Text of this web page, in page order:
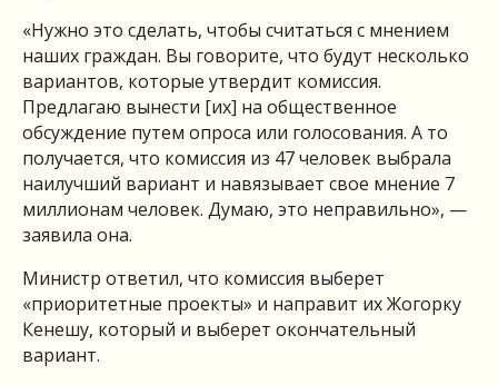
«Нужно это сделать, чтобы считаться с мнением
наших граждан. Вы говорите, что будут несколько
вариантов, которые утвердит комиссия.
Предлагаю вынести [их] на общественное
обсуждение путем опроса или голосования. А то
получается, что комиссия из 47 человек выбрала
наилучший вариант и навязывает свое мнение 7
миллионам человек. Думаю, это неправильно», —
заявила она.
Министр ответил, что комиссия выберет
«приоритетные проекты» и направит их Жогорку
Кенешу, который и выберет окончательный
вариант.